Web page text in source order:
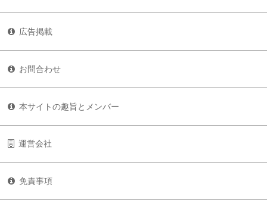
広告掲載
お問合わせ
本サイトの趣旨とメンバー
運営会社
免責事項